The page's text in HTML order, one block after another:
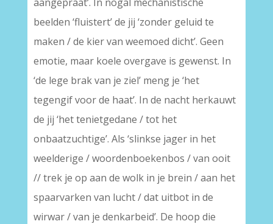
beelden ‘fluistert’ de jij ‘zonder geluid te
maken / de kier van weemoed dicht’. Geen
emotie, maar koele overgave is gewenst. In
‘de lege brak van je ziel’ meng je ‘het
tegengif voor de haat’. In de nacht herkauwt
de jij ‘het tenietgedane / tot het
onbaatzuchtige’. Als ‘slinkse jager in het
weelderige / woordenboekenbos / van ooit
// trek je op aan de wolk in je brein / aan het
spaarvarken van lucht / dat uitbot in de
wirwar / van je denkarbeid’. De hoop die